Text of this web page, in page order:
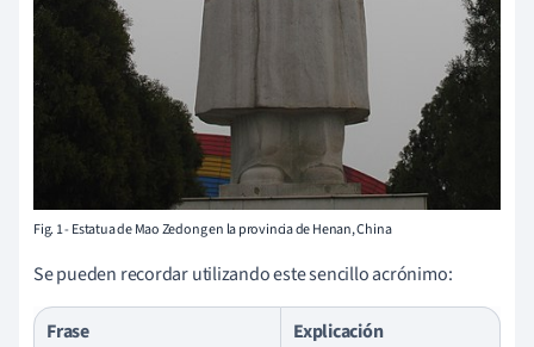
Fig. 1 - Estatua de Mao Zedong en la provincia de Henan, China
Se pueden recordar utilizando este sencillo acrónimo:
Frase Explicación